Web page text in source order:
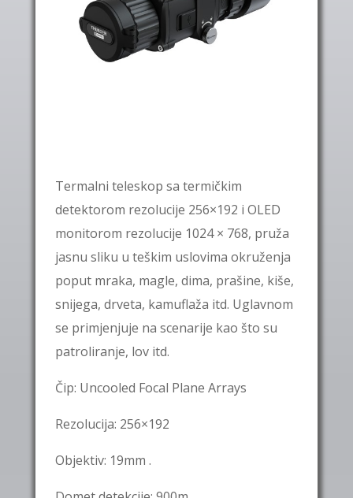
Termalni teleskop sa termičkim
detektorom rezolucije 256×192 i OLED
monitorom rezolucije 1024 × 768, pruža
jasnu sliku u teškim uslovima okruženja
poput mraka, magle, dima, prašine, kiše,
snijega, drveta, kamuflaža itd. Uglavnom
se primjenjuje na scenarije kao što su
patroliranje, lov itd.
Čip: Uncooled Focal Plane Arrays
Rezolucija: 256×192
Objektiv: 19mm .